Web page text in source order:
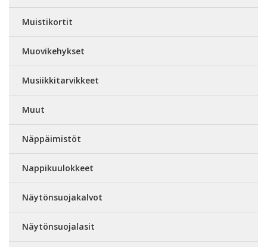
Muistikortit
Muovikehykset
Musiikkitarvikkeet
Muut
Näppäimistöt
Nappikuulokkeet
Näytönsuojakalvot
Näytönsuojalasit